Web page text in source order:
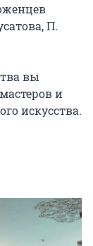
П.
вы
и
искусства.